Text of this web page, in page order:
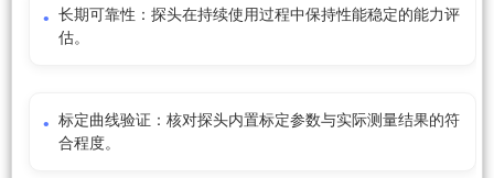
长期可靠性：探头在持续使用过程中保持性能稳定的能力评
估。
标定曲线验证：核对探头内置标定参数与实际测量结果的符
合程度。